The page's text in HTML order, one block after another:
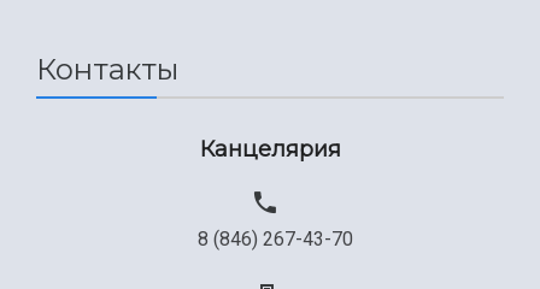
Контакты
Канцелярия
8 (846) 267-43-70